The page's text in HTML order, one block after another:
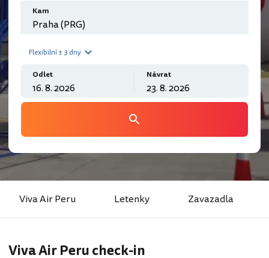
Kam
Flexibilní ± 3 dny
Odlet Návrat
Viva Air Peru Letenky Zavazadla
Viva Air Peru check-in